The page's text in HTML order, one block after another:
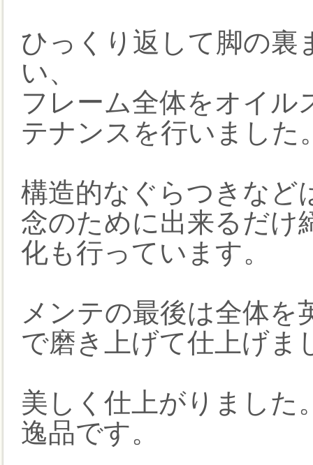
ひっくり返して脚の裏
い、
フレーム全体をオイル
テナンスを行いました
構造的なぐらつきなど
念のために出来るだけ
化も行っています。
メンテの最後は全体を
で磨き上げて仕上げま
美しく仕上がりました
逸品です。